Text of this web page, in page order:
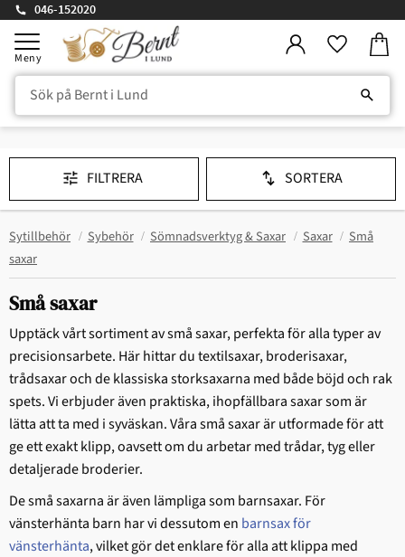
Meny
046-152020
Sytillbehör Sybehör Sömnadsverktyg & Saxar Saxar
Små
saxar
Små saxar
Upptäck vårt sortiment av små saxar, perfekta för alla typer av
precisionsarbete. Här hittar du textilsaxar, broderisaxar,
trådsaxar och de klassiska storksaxarna med både böjd och rak
spets. Vi erbjuder även praktiska, ihopfällbara saxar som är
lätta att ta med i syväskan. Våra små saxar är utformade för att
ge ett exakt klipp, oavsett om du arbetar med trådar, tyg eller
detaljerade broderier.
De små saxarna är även lämpliga som barnsaxar. För
vänsterhänta barn har vi dessutom en barnsax för
vänsterhänta, vilket gör det enklare för alla att klippa med
FILTRERA SORTERA